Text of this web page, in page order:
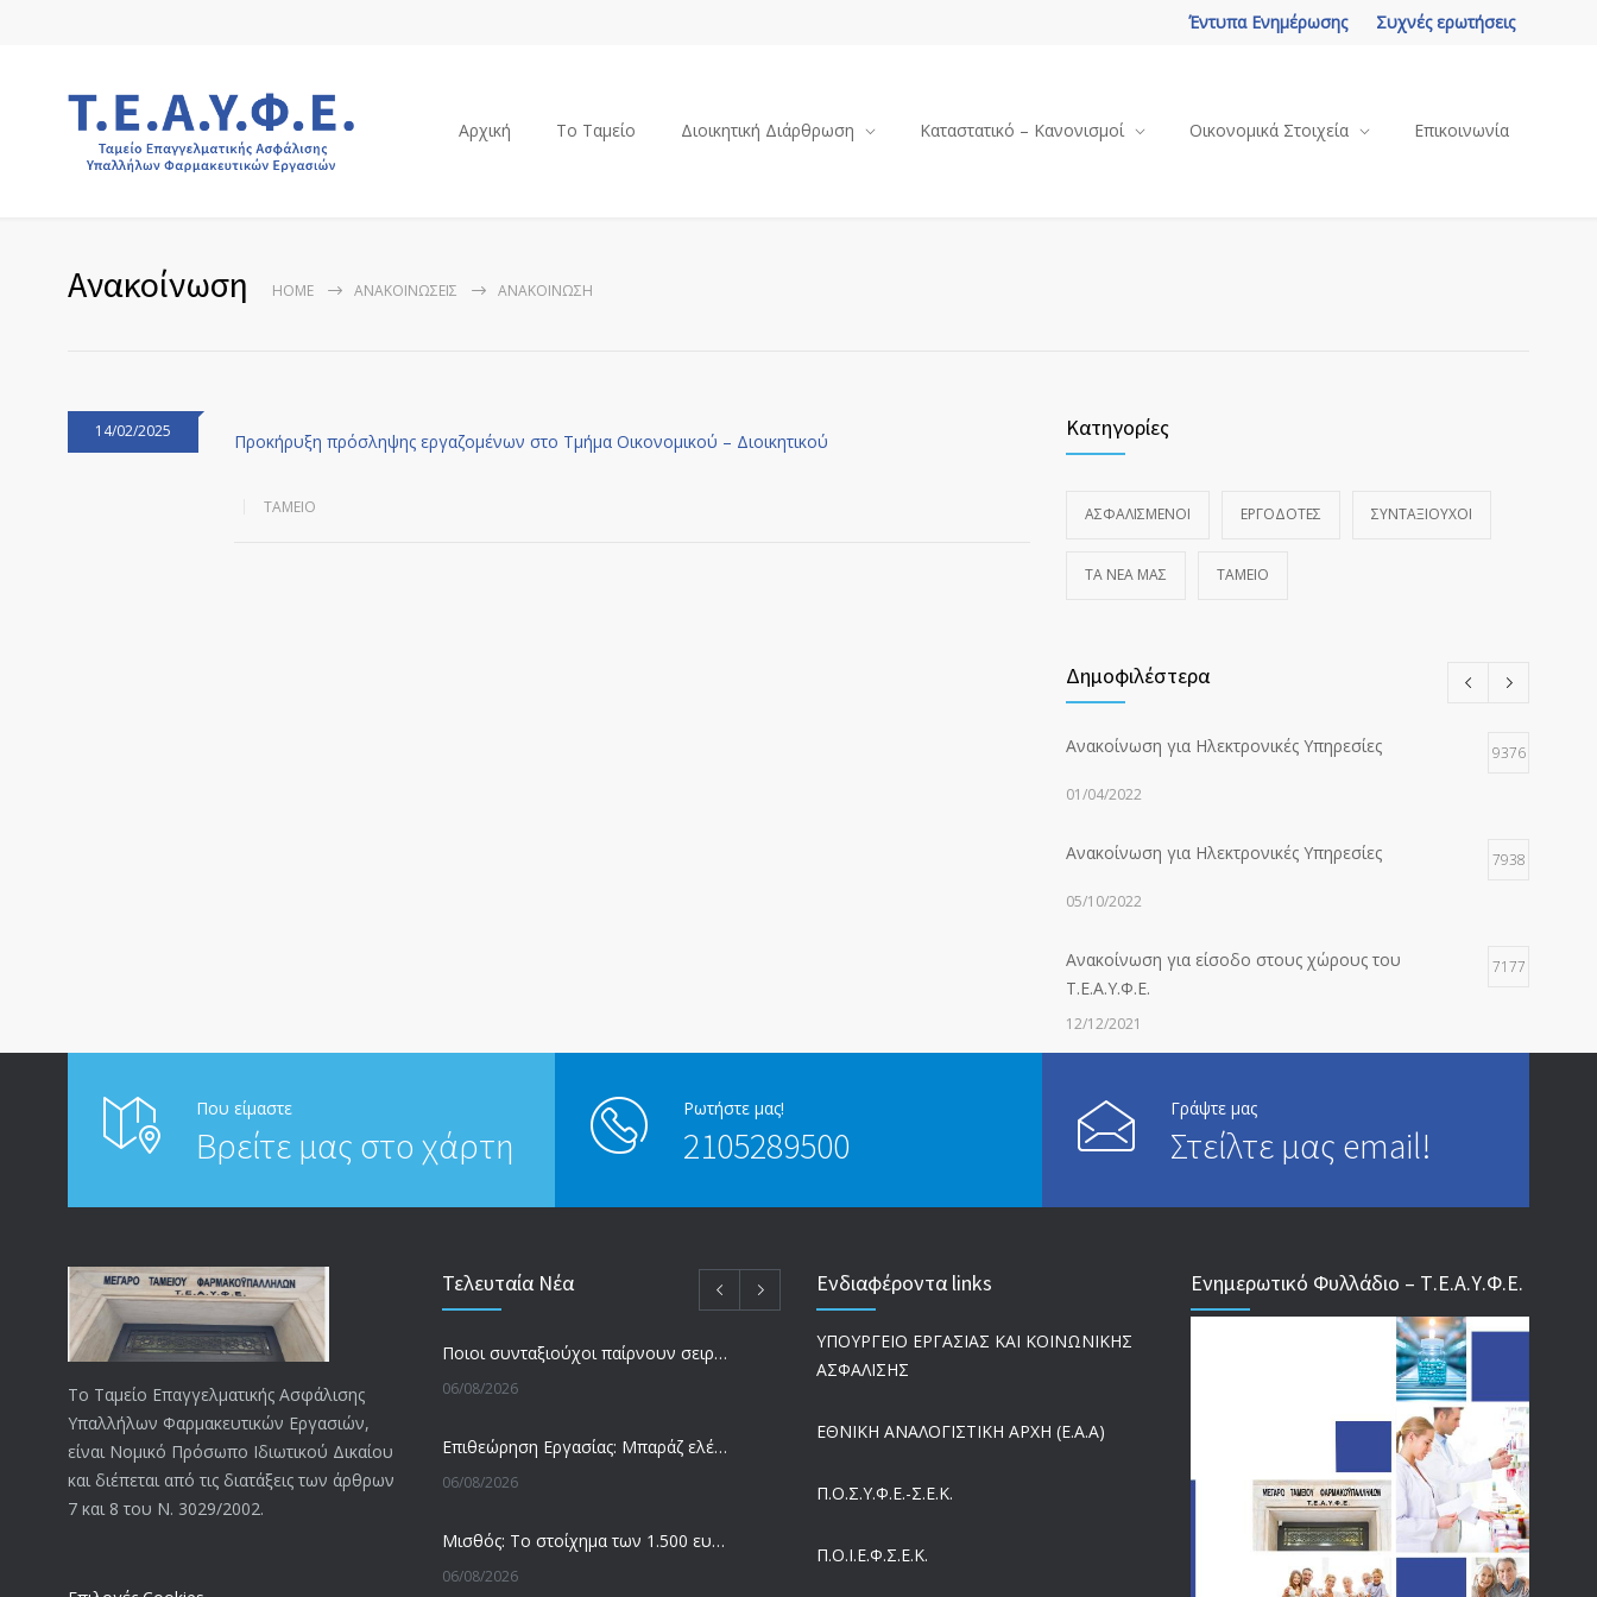
Συχνές ερωτήσεις
Έντυπα Ενημέρωσης
Αρχική Το Ταμείο Διοικητική Διάρθρωση Καταστατικό – Κανονισμοί Οικονομικά Στοιχεία Επικοινωνία
Ανακοίνωση HOME ΑΝΑΚΟΙΝΏΣΕΙΣ ΑΝΑΚΟΊΝΩΣΗ
14/02/2025 Προκήρυξη πρόσληψης εργαζομένων στο Τμήμα Οικονομικού – Διοικητικού
ΤΑΜΕΙΟ
Κατηγορίες
ΑΣΦΑΛΙΣΜΕΝΟΙ ΕΡΓΟΔΟΤΕΣ ΣΥΝΤΑΞΙΟΥΧΟΙ
ΤΑ ΝΈΑ ΜΑΣ ΤΑΜΕΙΟ
Δημοφιλέστερα
Ανακοίνωση για Ηλεκτρονικές Υπηρεσίες 9376
01/04/2022
Ανακοίνωση για Ηλεκτρονικές Υπηρεσίες 7938
05/10/2022
Ανακοίνωση για είσοδο στους χώρους του
Τ.Ε.Α.Υ.Φ.Ε.
7177
12/12/2021
20/12/2019
Επίδομα ανεργίας: Υπολογισμός βάσει μισθού και
ετών ασφάλισης
ΕΝΗΜΕΡΩΣΗ ΠΡΟΣ ΣΥΝΤΑΞΙΟΥΧΟΥΣ 4729
ΕΝΗΜΕΡΩΣΗ ΠΡΟΣ ΣΥΝΤΑΞΙΟΥΧΟΥΣ 4130
Που είμαστε
Βρείτε μας στο χάρτη
Ρωτήστε μας!
2105289500
Γράψτε μας
Στείλτε μας email!
Το Ταμείο Επαγγελματικής Ασφάλισης
Υπαλλήλων Φαρμακευτικών Εργασιών,
είναι Νομικό Πρόσωπο Ιδιωτικού Δικαίου
και διέπεται από τις διατάξεις των άρθρων
7 και 8 του Ν. 3029/2002.
Τελευταία Νέα
Ποιοι συνταξιούχοι παίρνουν σειρά για επανυπολογισμό σύνταξης με αύξηση και αναδρομικά – Οι εκκρεμότητες ανά Ταμείο
06/08/2026
Επιθεώρηση Εργασίας: Μπαράζ ελέγχων με tablets και drones
06/08/2026
Μισθός: Το στοίχημα των 1.500 ευρώ – Πόσοι εργαζόμενοι παίρνουν αυτά τα χρήματα
06/08/2026
Ενδιαφέροντα links
ΥΠΟΥΡΓΕΙΟ ΕΡΓΑΣΙΑΣ ΚΑΙ ΚΟΙΝΩΝΙΚΗΣ
ΑΣΦΑΛΙΣΗΣ
ΕΘΝΙΚΗ ΑΝΑΛΟΓΙΣΤΙΚΗ ΑΡΧΗ (Ε.Α.Α)
Π.Ο.Σ.Υ.Φ.Ε.-Σ.Ε.Κ.
Π.O.I.Ε.Φ.Σ.Ε.Κ.
Ενημερωτικό Φυλλάδιο – Τ.Ε.Α.Υ.Φ.Ε.